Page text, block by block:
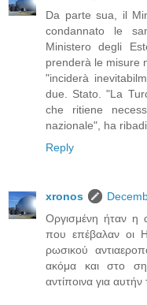
Da parte sua, il
condannato le
Ministero degli
prenderà le misure
"inciderà
due. Stato. "La
che ritiene
nazionale", ha
Reply
xronos
Οργισμένη ήταν η
που επέβαλαν οι
ρωσικού
ακόμα και στο
αντίποινα για αυτήν